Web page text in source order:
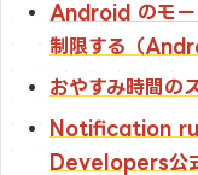
Android のモー
制限する（
おやすみ時間の
Notification
Developers公